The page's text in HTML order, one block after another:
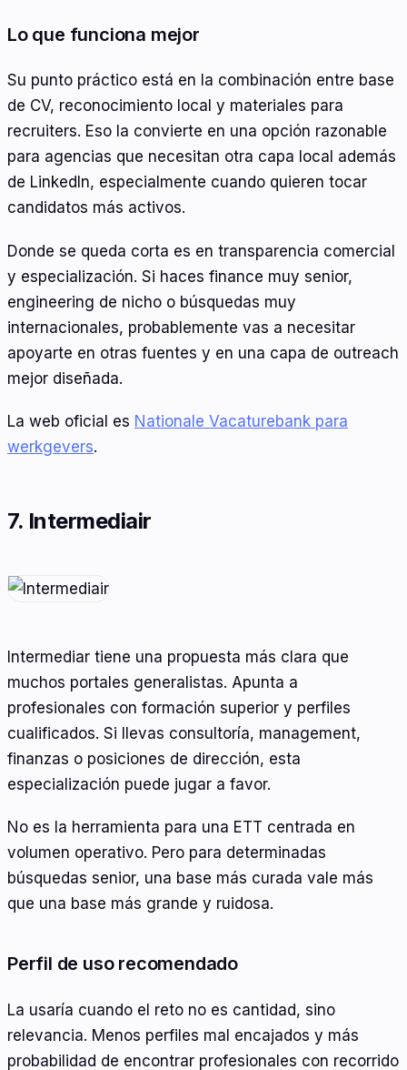
Lo que funciona mejor
Su punto práctico está en la combinación entre base
de CV, reconocimiento local y materiales para
recruiters. Eso la convierte en una opción razonable
para agencias que necesitan otra capa local además
de LinkedIn, especialmente cuando quieren tocar
candidatos más activos.
Donde se queda corta es en transparencia comercial
y especialización. Si haces finance muy senior,
engineering de nicho o búsquedas muy
internacionales, probablemente vas a necesitar
apoyarte en otras fuentes y en una capa de outreach
mejor diseñada.
La web oficial es Nationale Vacaturebank para
werkgevers.
7. Intermediair
Intermediar tiene una propuesta más clara que
muchos portales generalistas. Apunta a
profesionales con formación superior y perfiles
cualificados. Si llevas consultoría, management,
finanzas o posiciones de dirección, esta
especialización puede jugar a favor.
No es la herramienta para una ETT centrada en
volumen operativo. Pero para determinadas
búsquedas senior, una base más curada vale más
que una base más grande y ruidosa.
Perfil de uso recomendado
La usaría cuando el reto no es cantidad, sino
relevancia. Menos perfiles mal encajados y más
probabilidad de encontrar profesionales con recorrido